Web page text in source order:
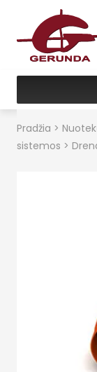
Pradžia >
sistemos >